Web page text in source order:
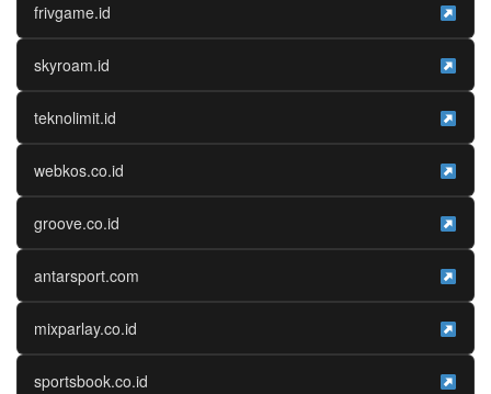
frivgame.id
skyroam.id
teknolimit.id
webkos.co.id
groove.co.id
antarsport.com
mixparlay.co.id
sportsbook.co.id